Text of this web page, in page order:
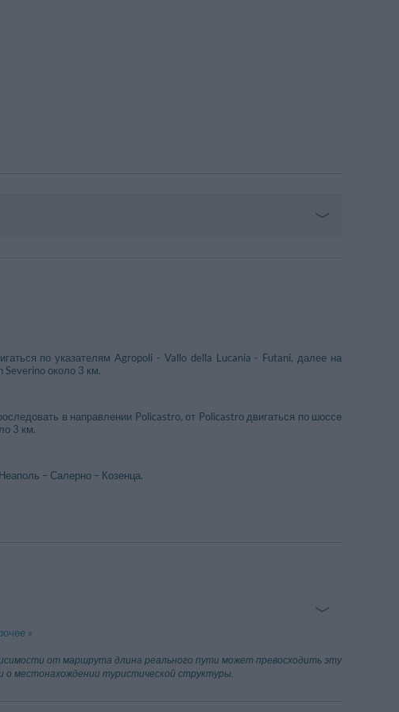
по указателям Agropoli - Vallo della Lucania - Futani, далее на
Severino около 3 км.
в направлении Policastro, от Policastro двигаться по шоссе
3 км.
– Салерно – Козенца.
Di Bulgheria-Roccagloriosa 4.05 km
Mauro La Bruca
»
от маршрута длина реального пути может превосходить эту
о местонахождении туристической структуры.